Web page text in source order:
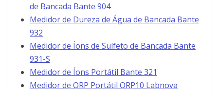
de Bancada Bante 904
Medidor de Dureza de Água de Bancada Bante
932
Medidor de Íons de Sulfeto de Bancada Bante
931-S
Medidor de Íons Portátil Bante 321
Medidor de ORP Portátil ORP10 Labnova